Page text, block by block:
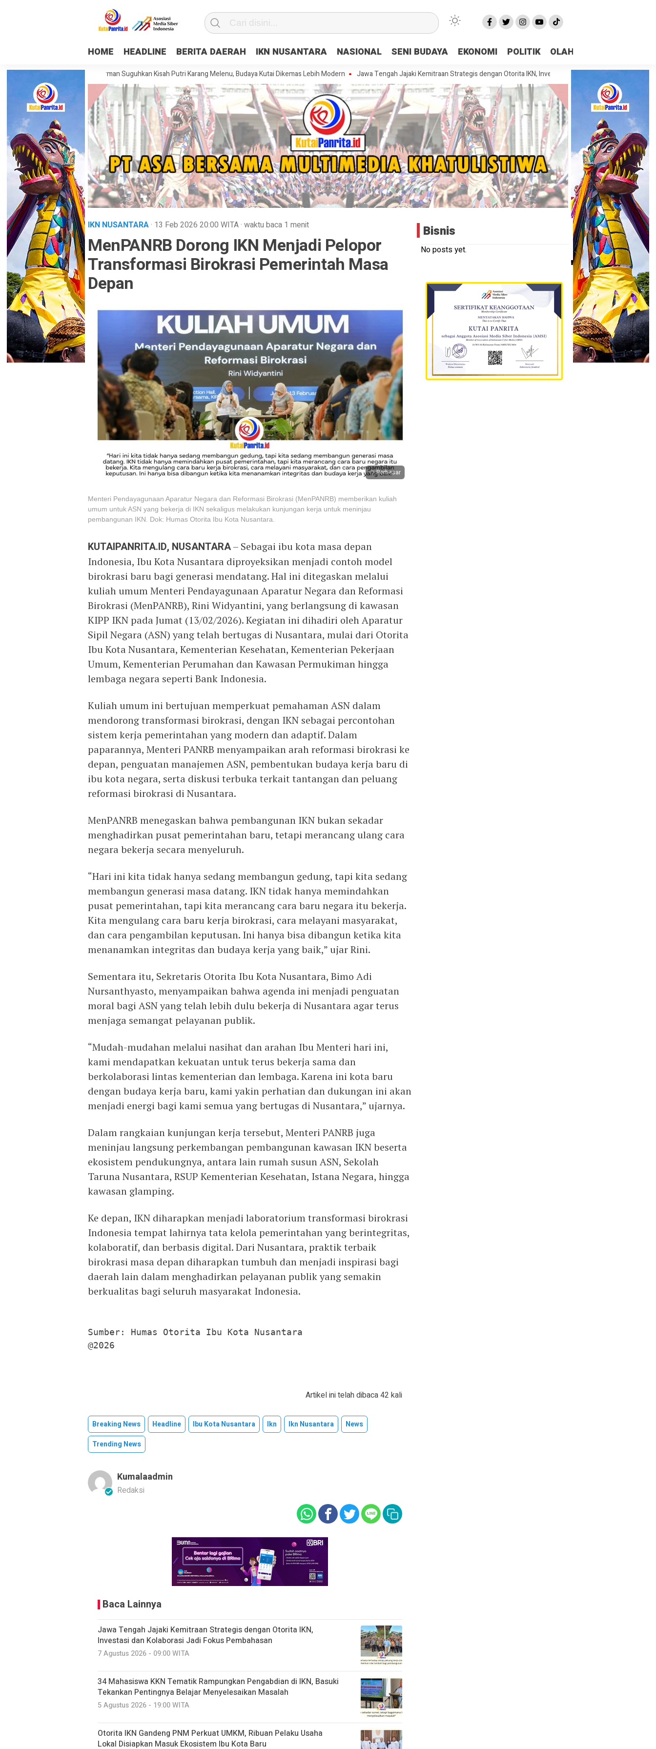
HOME HEADLINE BERITA DAERAH IKN NUSANTARA NASIONAL SENI BUDAYA EKONOMI POLITIK OLAHRAGA
Museum Mulawarman Suguhkan Kisah Putri Karang Melenu, Budaya Kutai Dikemas Lebih Modern Jawa Tengah Jajaki Kemitraan Strategis dengan Otorita IKN, Investasi dan Kolaborasi Jadi Fokus Pembahasan
IKN NUSANTARA· 13 Feb 2026 20:00 WITA· waktu baca 1 menit
MenPANRB Dorong IKN Menjadi Pelopor
Transformasi Birokrasi Pemerintah Masa
Depan
Perbesar
Menteri Pendayagunaan Aparatur Negara dan Reformasi Birokrasi (MenPANRB) memberikan kuliah
umum untuk ASN yang bekerja di IKN sekaligus melakukan kunjungan kerja untuk meninjau
pembangunan IKN. Dok: Humas Otorita Ibu Kota Nusantara.
KUTAIPANRITA.ID, NUSANTARA– Sebagai ibu kota masa depan
Indonesia, Ibu Kota Nusantara diproyeksikan menjadi contoh model
birokrasi baru bagi generasi mendatang. Hal ini ditegaskan melalui
kuliah umum Menteri Pendayagunaan Aparatur Negara dan Reformasi
Birokrasi (MenPANRB), Rini Widyantini, yang berlangsung di kawasan
KIPP IKN pada Jumat (13/02/2026). Kegiatan ini dihadiri oleh Aparatur
Sipil Negara (ASN) yang telah bertugas di Nusantara, mulai dari Otorita
Ibu Kota Nusantara, Kementerian Kesehatan, Kementerian Pekerjaan
Umum, Kementerian Perumahan dan Kawasan Permukiman hingga
lembaga negara seperti Bank Indonesia.
Kuliah umum ini bertujuan memperkuat pemahaman ASN dalam
mendorong transformasi birokrasi, dengan IKN sebagai percontohan
sistem kerja pemerintahan yang modern dan adaptif. Dalam
paparannya, Menteri PANRB menyampaikan arah reformasi birokrasi ke
depan, penguatan manajemen ASN, pembentukan budaya kerja baru di
ibu kota negara, serta diskusi terbuka terkait tantangan dan peluang
reformasi birokrasi di Nusantara.
MenPANRB menegaskan bahwa pembangunan IKN bukan sekadar
menghadirkan pusat pemerintahan baru, tetapi merancang ulang cara
negara bekerja secara menyeluruh.
“Hari ini kita tidak hanya sedang membangun gedung, tapi kita sedang
membangun generasi masa datang. IKN tidak hanya memindahkan
pusat pemerintahan, tapi kita merancang cara baru negara itu bekerja.
Kita mengulang cara baru kerja birokrasi, cara melayani masyarakat,
dan cara pengambilan keputusan. Ini hanya bisa dibangun ketika kita
menanamkan integritas dan budaya kerja yang baik,” ujar Rini.
Sementara itu, Sekretaris Otorita Ibu Kota Nusantara, Bimo Adi
Nursanthyasto, menyampaikan bahwa agenda ini menjadi penguatan
moral bagi ASN yang telah lebih dulu bekerja di Nusantara agar terus
menjaga semangat pelayanan publik.
“Mudah-mudahan melalui nasihat dan arahan Ibu Menteri hari ini,
kami mendapatkan kekuatan untuk terus bekerja sama dan
berkolaborasi lintas kementerian dan lembaga. Karena ini kota baru
dengan budaya kerja baru, kami yakin perhatian dan dukungan ini akan
menjadi energi bagi kami semua yang bertugas di Nusantara,” ujarnya.
Dalam rangkaian kunjungan kerja tersebut, Menteri PANRB juga
meninjau langsung perkembangan pembangunan kawasan IKN beserta
ekosistem pendukungnya, antara lain rumah susun ASN, Sekolah
Taruna Nusantara, RSUP Kementerian Kesehatan, Istana Negara, hingga
kawasan glamping.
Ke depan, IKN diharapkan menjadi laboratorium transformasi birokrasi
Indonesia tempat lahirnya tata kelola pemerintahan yang berintegritas,
kolaboratif, dan berbasis digital. Dari Nusantara, praktik terbaik
birokrasi masa depan diharapkan tumbuh dan menjadi inspirasi bagi
daerah lain dalam menghadirkan pelayanan publik yang semakin
berkualitas bagi seluruh masyarakat Indonesia.
Sumber: Humas Otorita Ibu Kota Nusantara
@2026
Artikel ini telah dibaca 42 kali
Breaking News Headline Ibu Kota Nusantara Ikn Ikn Nusantara
News
Trending News
Kumalaadmin
Redaksi
Baca Lainnya
Jawa Tengah Jajaki Kemitraan Strategis dengan Otorita IKN,
Investasi dan Kolaborasi Jadi Fokus Pembahasan
7 Agustus 2026 - 09:00 WITA
34 Mahasiswa KKN Tematik Rampungkan Pengabdian di IKN, Basuki
Tekankan Pentingnya Belajar Menyelesaikan Masalah
5 Agustus 2026 - 19:00 WITA
Otorita IKN Gandeng PNM Perkuat UMKM, Ribuan Pelaku Usaha
Lokal Disiapkan Masuk Ekosistem Ibu Kota Baru
Bisnis
No posts yet.